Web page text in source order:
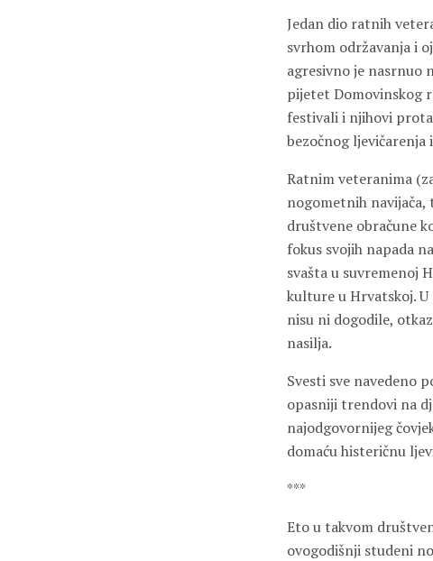
Jedan dio ratnih
svrhom održavanja i
agresivno je nasrnuo
pijetet Domovinskog
festivali i njihovi
bezočnog ljevičarenja
Ratnim veteranima
nogometnih
društvene obračune
fokus svojih napada
svašta u suvremenoj
kulture u Hrvatskoj.
nisu ni dogodile,
nasilja.
Svesti sve navedeno
opasniji trendovi na
najodgovornijeg
domaću histeričnu
***
Eto u takvom
ovogodišnji studeni